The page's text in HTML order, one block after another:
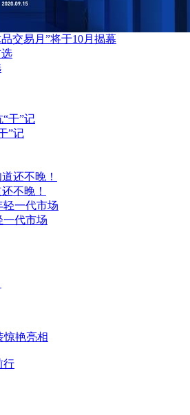
交易月”将于10月揭幕
”记
不晚！
一代市场
惊艳亮相
行